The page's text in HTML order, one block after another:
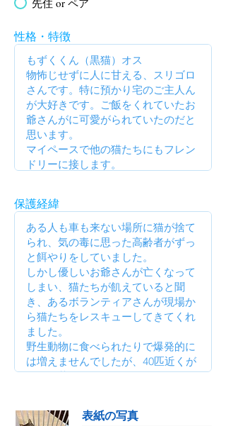
性格・特徴
保護経緯
表紙の写真